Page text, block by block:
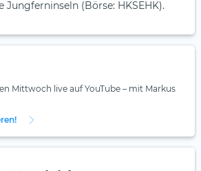
(Börse: HKSEHK).
Mittwoch live auf YouTube – mit Markus